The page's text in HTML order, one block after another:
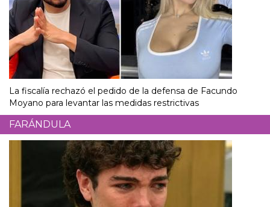
La fiscalía rechazó el pedido de la defensa de Facundo
Moyano para levantar las medidas restrictivas
FARÁNDULA